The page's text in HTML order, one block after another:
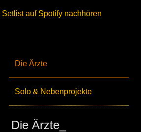
Die Ärzte
Solo & Nebenprojekte
Die Ärzte_
Setlist auf Spotify nachhören